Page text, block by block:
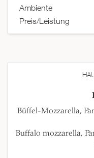
Ambiente
Preis/Leistung
Büffel-Mozzarella,
Buffalo mozzarella,